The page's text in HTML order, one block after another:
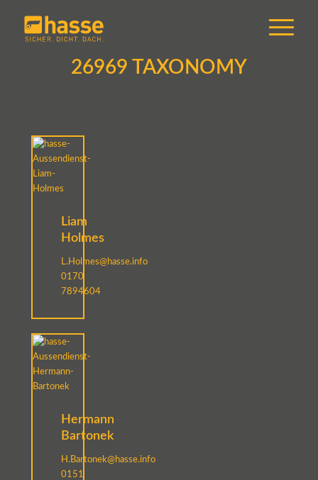
26969 TAXONOMY
Liam
Holmes
L.Holmes@hasse.info
0170
7894604
Hermann
Bartonek
H.Bartonek@hasse.info
0151